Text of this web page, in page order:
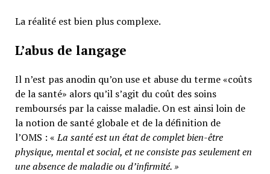
La réalité est bien plus complexe.
L’abus de langage
Il n’est pas anodin qu’on use et abuse du terme «coûts
de la santé» alors qu’il s’agit du coût des soins
remboursés par la caisse maladie. On est ainsi loin de
la notion de santé globale et de la définition de
l’OMS : «La santé est un état de complet bien-être
physique, mental et social, et ne consiste pas seulement en
une absence de maladie ou d’infirmité.»